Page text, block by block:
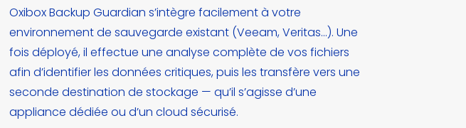
Oxibox Backup Guardian s’intègre facilement à votre
environnement de sauvegarde existant (Veeam, Veritas…). Une
fois déployé, il effectue une analyse complète de vos fichiers
afin d’identifier les données critiques, puis les transfère vers une
seconde destination de stockage — qu’il s’agisse d’une
appliance dédiée ou d’un cloud sécurisé.